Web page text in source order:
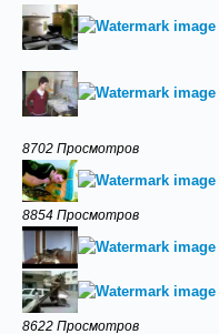
8702 Просмотров
8854 Просмотров
8622 Просмотров